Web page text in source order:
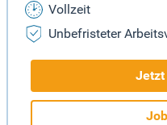
Vollzeit
Unbefristeter
Jetzt